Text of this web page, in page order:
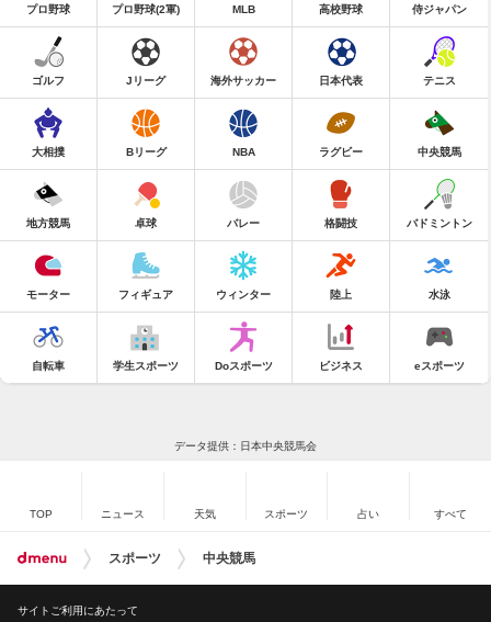
プロ野球 プロ野球(2軍) MLB 高校野球 侍ジャパン
ゴルフ Jリーグ 海外サッカー 日本代表 テニス
大相撲 Bリーグ NBA ラグビー 中央競馬
地方競馬 卓球 バレー 格闘技 バドミントン
モーター フィギュア ウィンター 陸上 水泳
自転車 学生スポーツ Doスポーツ ビジネス eスポーツ
データ提供：日本中央競馬会
TOP ニュース 天気 スポーツ 占い すべて
スポーツ 中央競馬
サイトご利用にあたって